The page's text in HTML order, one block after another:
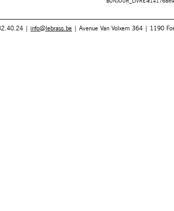
| info@lebrass.be | Avenue Van Volxem 364 | 1190